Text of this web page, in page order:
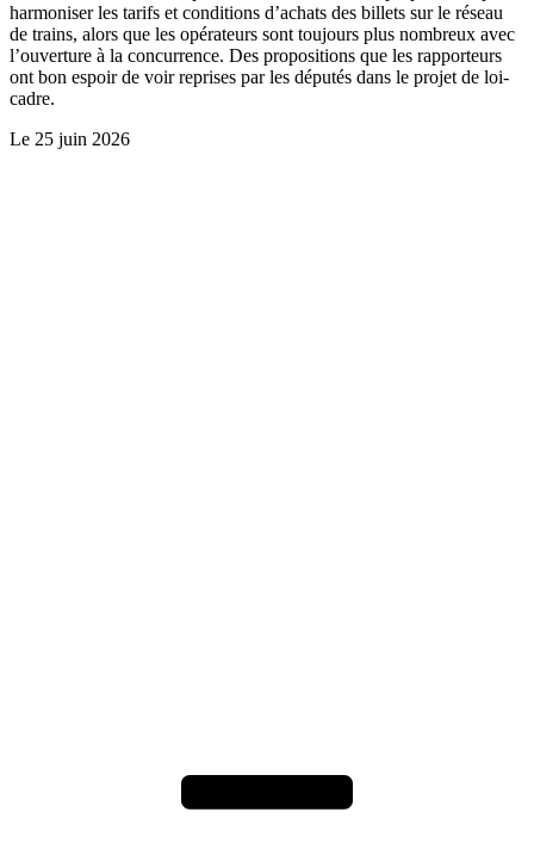
harmoniser les tarifs et conditions d’achats des billets sur le réseau
de trains, alors que les opérateurs sont toujours plus nombreux avec
l’ouverture à la concurrence. Des propositions que les rapporteurs
ont bon espoir de voir reprises par les députés dans le projet de loi-
cadre.
Le 25 juin 2026